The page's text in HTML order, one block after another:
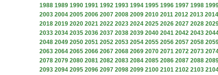
1988 1989 1990 1991 1992 1993 1994 1995 1996 1997 1998
2003 2004 2005 2006 2007 2008 2009 2010 2011 2012 2013 2014
2018 2019 2020 2021 2022 2023 2024 2025 2026 2027 2028
2033 2034 2035 2036 2037 2038 2039 2040 2041 2042 2043
2048 2049 2050 2051 2052 2053 2054 2055 2056 2057 2058
2063 2064 2065 2066 2067 2068 2069 2070 2071 2072 2073
2078 2079 2080 2081 2082 2083 2084 2085 2086 2087 2088
2093 2094 2095 2096 2097 2098 2099 2100 2101 2102 2103